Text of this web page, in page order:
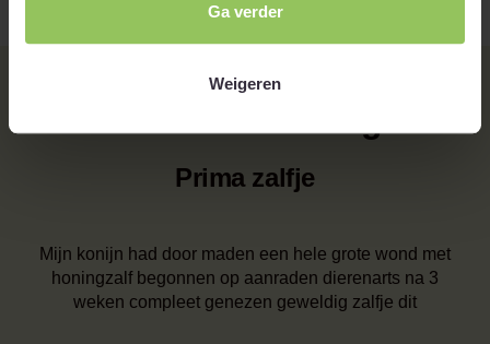
Ga verder
Weigeren
Prima zalfje
Mijn konijn had door maden een hele grote wond met
honingzalf begonnen op aanraden dierenarts na 3
weken compleet genezen geweldig zalfje dit